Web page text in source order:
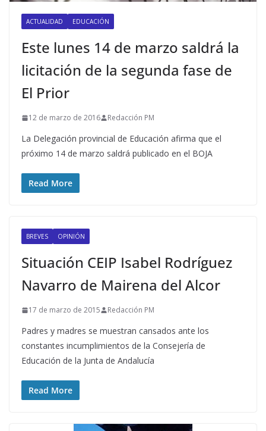
ACTUALIDAD EDUCACIÓN
Este lunes 14 de marzo saldrá la
licitación de la segunda fase de
El Prior
12 de marzo de 2016 Redacción PM
La Delegación provincial de Educación afirma que el
próximo 14 de marzo saldrá publicado en el BOJA
Read More
BREVES OPINIÓN
Situación CEIP Isabel Rodríguez
Navarro de Mairena del Alcor
17 de marzo de 2015 Redacción PM
Padres y madres se muestran cansados ante los
constantes incumplimientos de la Consejería de
Educación de la Junta de Andalucía
Read More